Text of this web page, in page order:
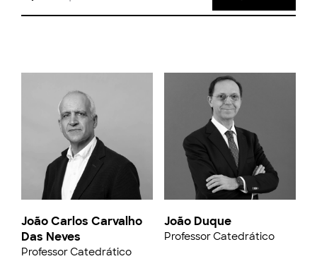
João Carlos Carvalho
Das Neves
Professor Catedrático
João Duque
Professor Catedrático